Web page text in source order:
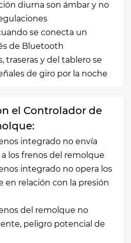
diurna son ámbar y no
se conecta un
de Bluetooth
traseras y del tablero se
de giro por la noche
el Controlador de
integrado no envía
los frenos del remolque
integrado no opera los
en relación con la presión
del remolque no
peligro potencial de